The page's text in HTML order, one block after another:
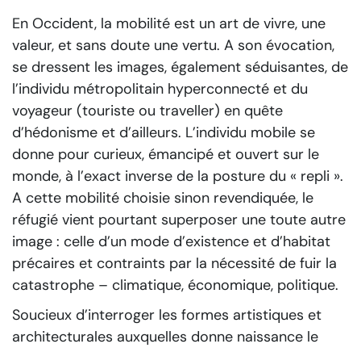
En Occident, la mobilité est un art de vivre, une
valeur, et sans doute une vertu. A son évocation,
se dressent les images, également séduisantes, de
l’individu métropolitain hyperconnecté et du
voyageur (touriste ou traveller) en quête
d’hédonisme et d’ailleurs. L’individu mobile se
donne pour curieux, émancipé et ouvert sur le
monde, à l’exact inverse de la posture du « repli ».
A cette mobilité choisie sinon revendiquée, le
réfugié vient pourtant superposer une toute autre
image : celle d’un mode d’existence et d’habitat
précaires et contraints par la nécessité de fuir la
catastrophe – climatique, économique, politique.
Soucieux d’interroger les formes artistiques et
architecturales auxquelles donne naissance le